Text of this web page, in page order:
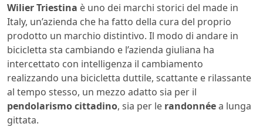
Wilier Triestina è uno dei marchi storici del made in
Italy, un’azienda che ha fatto della cura del proprio
prodotto un marchio distintivo. Il modo di andare in
bicicletta sta cambiando e l’azienda giuliana ha
intercettato con intelligenza il cambiamento
realizzando una bicicletta duttile, scattante e rilassante
al tempo stesso, un mezzo adatto sia per il
pendolarismo cittadino, sia per le randonnéea lunga
gittata.